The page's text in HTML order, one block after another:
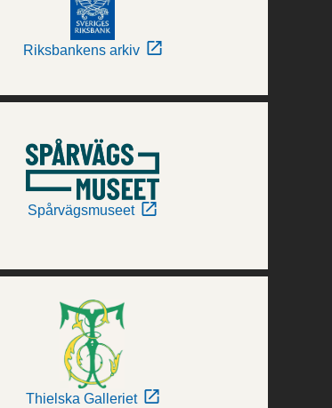
Riksbankens arkiv
Spårvägsmuseet
Thielska Galleriet